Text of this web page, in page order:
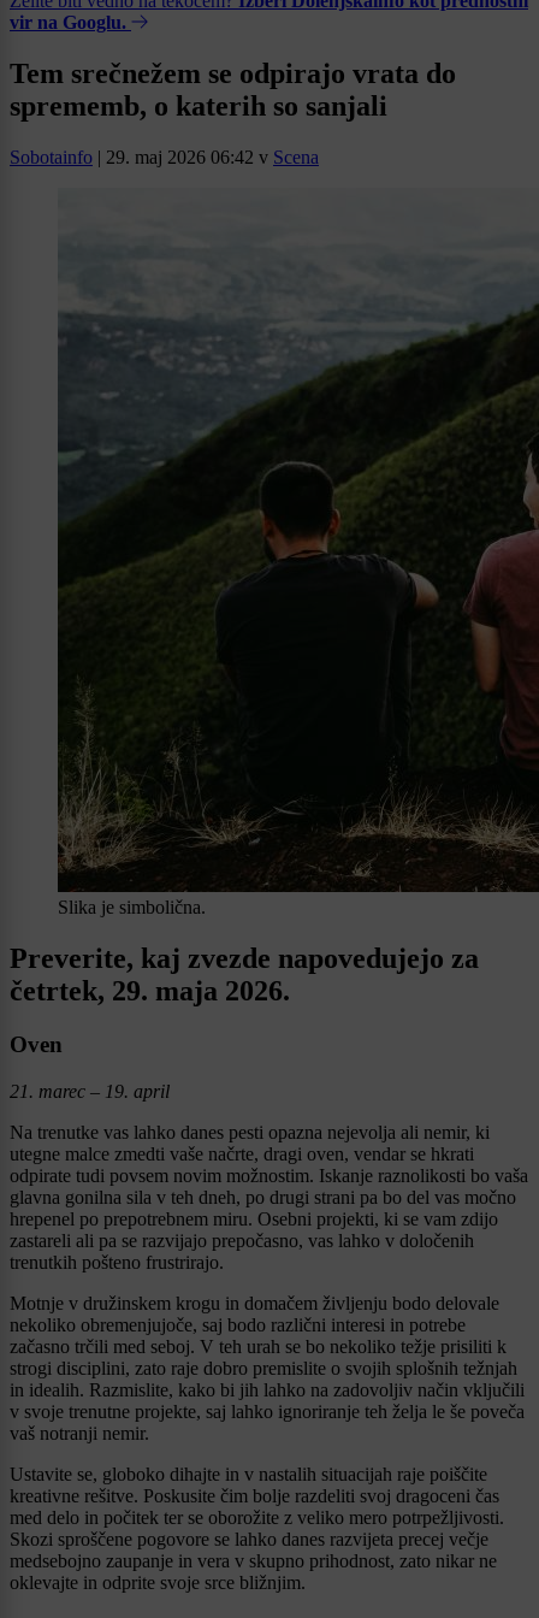
vir na Googlu.
Tem srečnežem se odpirajo vrata do
sprememb, o katerih so sanjali
Sobotainfo | 29. maj 2026 06:42 v Scena
Slika je simbolična.
Preverite, kaj zvezde napovedujejo za
četrtek, 29. maja 2026.
Oven
21. marec – 19. april
Na trenutke vas lahko danes pesti opazna nejevolja ali nemir, ki
utegne malce zmedti vaše načrte, dragi oven, vendar se hkrati
odpirate tudi povsem novim možnostim. Iskanje raznolikosti bo vaša
glavna gonilna sila v teh dneh, po drugi strani pa bo del vas močno
hrepenel po prepotrebnem miru. Osebni projekti, ki se vam zdijo
zastareli ali pa se razvijajo prepočasno, vas lahko v določenih
trenutkih pošteno frustrirajo.
Motnje v družinskem krogu in domačem življenju bodo delovale
nekoliko obremenjujoče, saj bodo različni interesi in potrebe
začasno trčili med seboj. V teh urah se bo nekoliko težje prisiliti k
strogi disciplini, zato raje dobro premislite o svojih splošnih težnjah
in idealih. Razmislite, kako bi jih lahko na zadovoljiv način vključili
v svoje trenutne projekte, saj lahko ignoriranje teh želja le še poveča
vaš notranji nemir.
Ustavite se, globoko dihajte in v nastalih situacijah raje poiščite
kreativne rešitve. Poskusite čim bolje razdeliti svoj dragoceni čas
med delo in počitek ter se oborožite z veliko mero potrpežljivosti.
Skozi sproščene pogovore se lahko danes razvijeta precej večje
medsebojno zaupanje in vera v skupno prihodnost, zato nikar ne
oklevajte in odprite svoje srce bližnjim.